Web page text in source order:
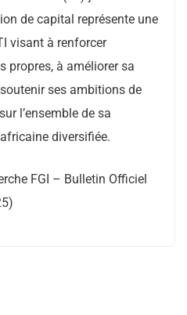
de capital représente une
visant à renforcer
propres, à améliorer sa
ses ambitions de
l’ensemble de sa
diversifiée.
FGI – Bulletin Officiel